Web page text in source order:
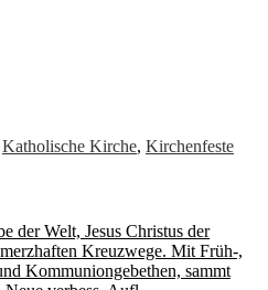
Katholische Kirche, Kirchenfeste